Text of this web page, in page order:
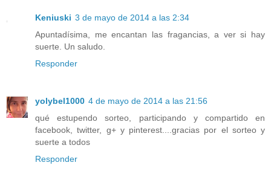
Keniuski 3 de mayo de 2014 a las 2:34
Apuntadísima, me encantan las fragancias, a ver si hay
suerte. Un saludo.
Responder
yolybel1000 4 de mayo de 2014 a las 21:56
qué estupendo sorteo, participando y compartido en
facebook, twitter, g+ y pinterest....gracias por el sorteo y
suerte a todos
Responder